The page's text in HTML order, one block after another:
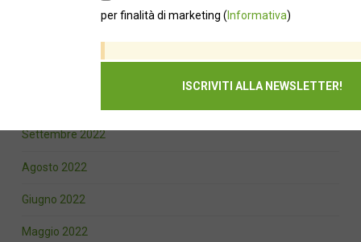
Settembre 2022
Agosto 2022
Giugno 2022
Maggio 2022
per finalità di marketing ( Informativa)